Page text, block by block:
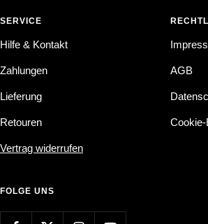
SERVICE
Hilfe & Kontakt
Zahlungen
Lieferung
Retouren
Vertrag widerrufen
AGB
Cookie-
FOLGE UNS